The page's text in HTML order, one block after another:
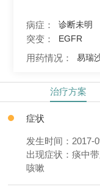
病症： 诊断未明
突变：
EGFR
用药情况： 易瑞
治疗方案
症状
发生时间：2017-
出现症状：痰中
咳嗽